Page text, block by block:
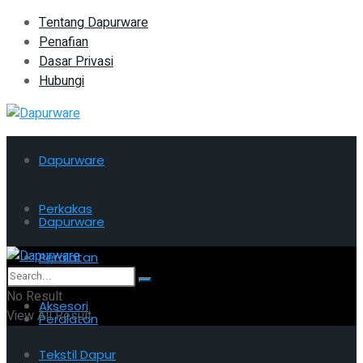
Tentang Dapurware
Penafian
Dasar Privasi
Hubungi
Dapurware
Perkakas
Peralatan
Aksesori
Tekstil Dapur
Dapurware
Perkakas
Peralatan
No Result
View All Result